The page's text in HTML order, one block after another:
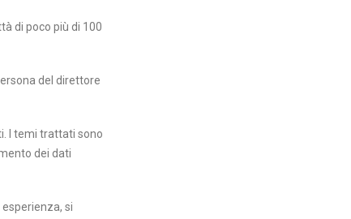
di poco più di 100
del direttore
I temi trattati sono
dei dati
si